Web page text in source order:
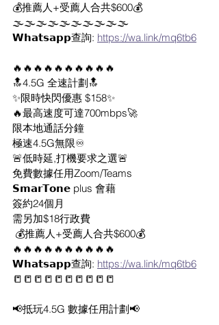
💰推薦人+受薦人合共$600💰
🌫️🌫️🌫️🌫️🌫️🌫️🌫️🌫️🌫️🌫️
𝗪𝗵𝗮𝘁𝘀𝗮𝗽𝗽查詢: https://wa.link/mq6tb6
🔥🔥🔥🔥🔥🔥🔥🔥🔥🔥
🔝4.5G 全速計劃🔝
✨限時快閃優惠 $158✨
🔥最高速度可達700mbps🚀
限本地通話分鐘
極速4.5G無限♾️
🚨低時延,打機要求之選🚨
免費數據任用Zoom/Teams
𝗦𝗺𝗮𝗿𝗧𝗼𝗻𝗲 plus 會藉
簽約24個月
需另加$18行政費
💰推薦人+受薦人合共$600💰
🔥🔥🔥🔥🔥🔥🔥🔥🔥🔥
𝗪𝗵𝗮𝘁𝘀𝗮𝗽𝗽查詢: https://wa.link/mq6tb6
📒📒📒📒📒📒📒📒📒📒
📢抵玩4.5G 數據任用計劃📢